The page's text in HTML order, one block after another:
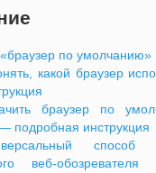
«браузер по умолчанию»
какой браузер
браузер по
подробная инструкция
способ
веб-обозревателя